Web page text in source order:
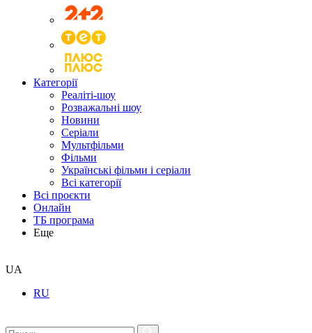
Категорії
Реаліті-шоу
Розважальні шоу
Новини
Серіали
Мультфільми
Фільми
Українські фільми і серіали
Всі категорії
Всі проєкти
Онлайн
ТБ програма
Еще
UA
RU